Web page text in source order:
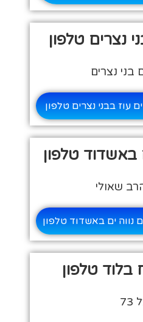
נצרים טלפון
בני נצרים
עוז בבני נצרים טלפון
באשדוד טלפון
שאולי
נווה ים באשדוד טלפון
בלוד טלפון